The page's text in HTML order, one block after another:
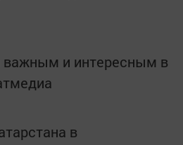
и интересным в
в